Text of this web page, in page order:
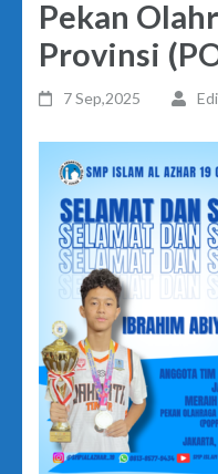
Pekan
Provinsi
7 Sep,2025